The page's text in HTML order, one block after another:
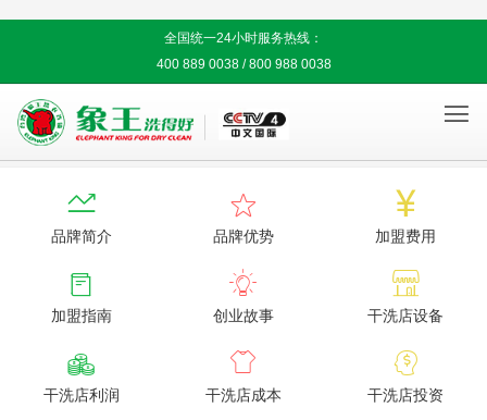
全国统一24小时服务热线：
400 889 0038 / 800 988 0038


品牌简介

品牌优势

加盟费用

加盟指南

创业故事

干洗店设备

干洗店利润

干洗店成本

干洗店投资